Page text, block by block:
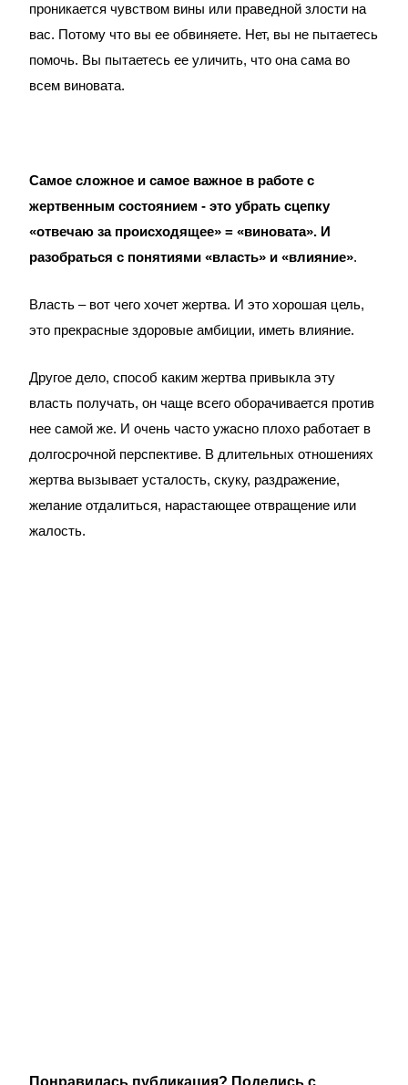
проникается чувством вины или праведной злости на
вас. Потому что вы ее обвиняете. Нет, вы не пытаетесь
помочь. Вы пытаетесь ее уличить, что она сама во
всем виновата.
Самое сложное и самое важное в работе с
жертвенным состоянием - это убрать сцепку
«отвечаю за происходящее» = «виновата». И
разобраться с понятиями «власть» и «влияние».
Власть – вот чего хочет жертва. И это хорошая цель,
это прекрасные здоровые амбиции, иметь влияние.
Другое дело, способ каким жертва привыкла эту
власть получать, он чаще всего оборачивается против
нее самой же. И очень часто ужасно плохо работает в
долгосрочной перспективе. В длительных отношениях
жертва вызывает усталость, скуку, раздражение,
желание отдалиться, нарастающее отвращение или
жалость.
Понравилась публикация? Поделись с